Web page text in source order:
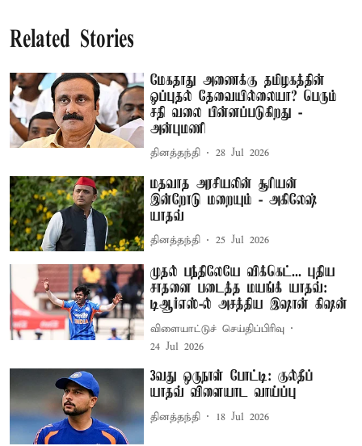
Related Stories
மேகதாது அணைக்கு தமிழகத்தின்
ஒப்புதல் தேவையில்லையா? பெரும்
சதி வலை பின்னப்படுகிறது -
அன்புமணி
தினத்தந்தி 28 Jul 2026
மதவாத அரசியலின் சூரியன்
இன்றோடு மறையும் - அகிலேஷ்
யாதவ்
தினத்தந்தி 25 Jul 2026
முதல் பந்திலேயே விக்கெட்... புதிய
சாதனை படைத்த மயங்க் யாதவ்:
டிஆர்எஸ்-ல் அசத்திய இஷான் கிஷன்
விளையாட்டுச் செய்திப்பிரிவு
24 Jul 2026
3வது ஒருநாள் போட்டி: குல்தீப்
யாதவ் விளையாட வாய்ப்பு
தினத்தந்தி 18 Jul 2026